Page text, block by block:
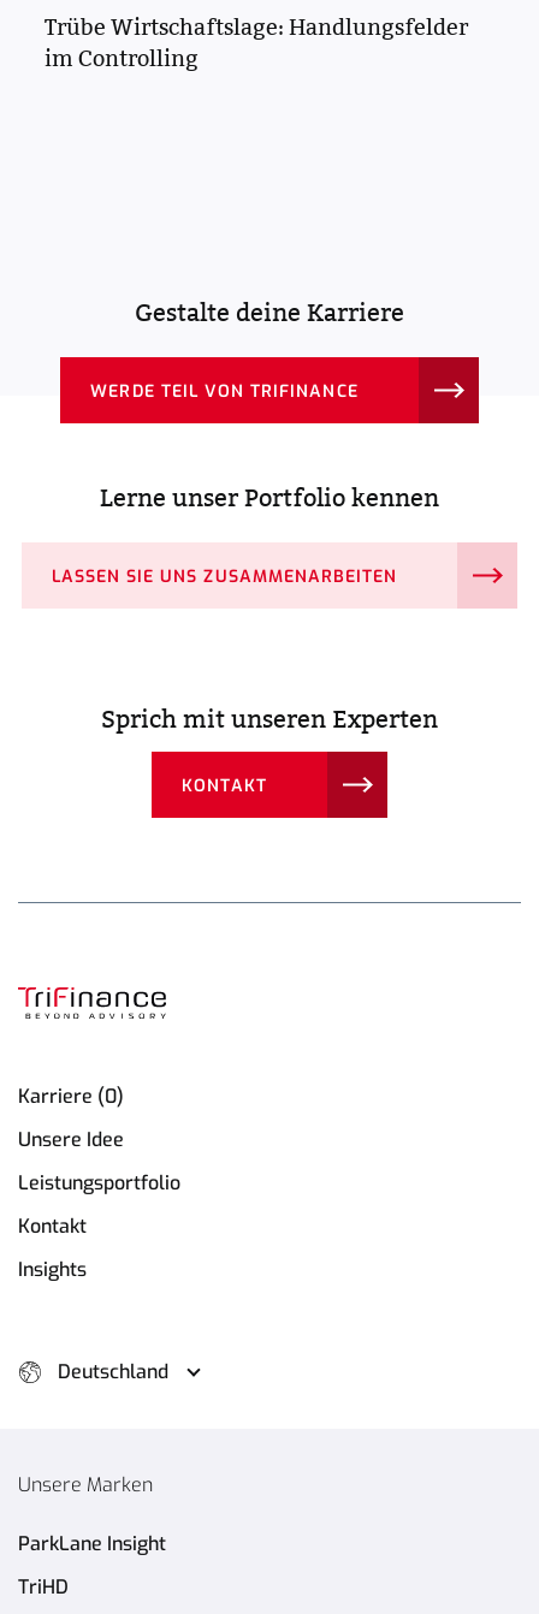
Trübe Wirtschaftslage: Handlungsfelder
im Controlling
Gestalte deine Karriere
WERDE TEIL VON TRIFINANCE
Lerne unser Portfolio kennen
LASSEN SIE UNS ZUSAMMENARBEITEN
Sprich mit unseren Experten
KONTAKT
Karriere (0)
Unsere Idee
Leistungsportfolio
Kontakt
Insights
Deutschland
Unsere Marken
ParkLane Insight
TriHD